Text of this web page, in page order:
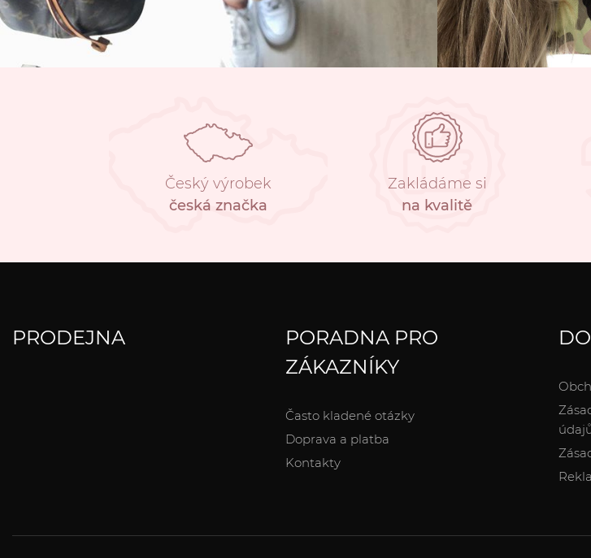
Český výrobek
česká značka
Zakládáme si
na kvalitě
PRODEJNA
PORADNA PRO
ZÁKAZNÍKY
Často kladené otázky
Doprava a platba
Kontakty